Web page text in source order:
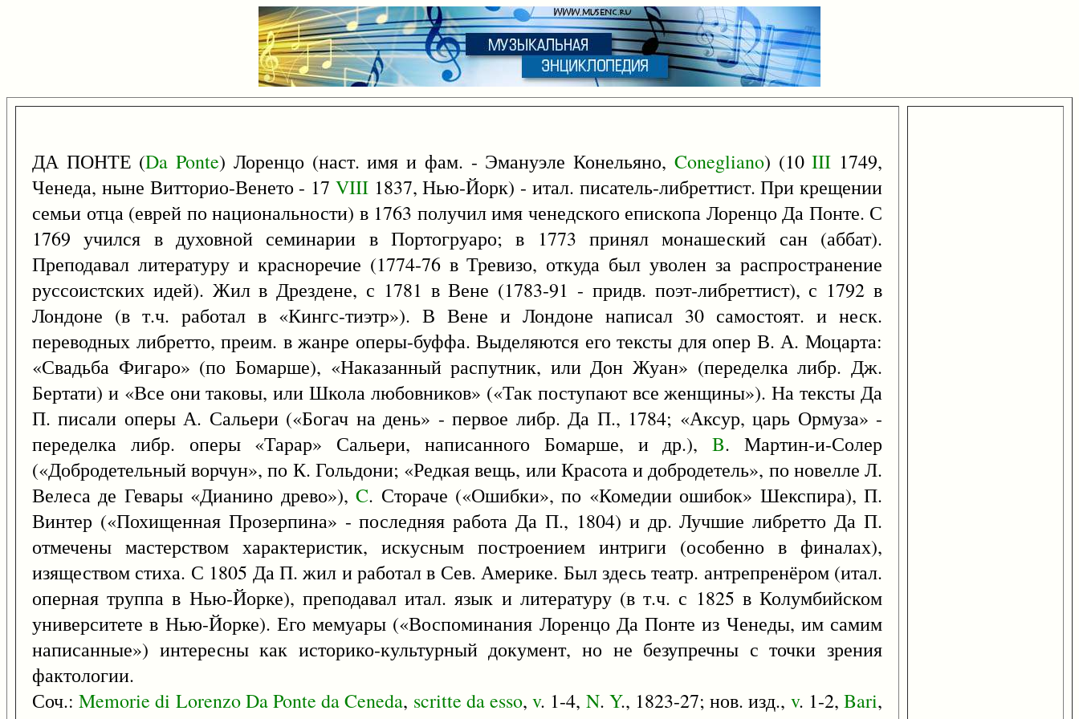
ДА ПОНТЕ (Da Ponte) Лоренцо (наст. имя и фам. - Эмануэле Конельяно, Conegliano) (10III 1749,
Ченеда, ныне Витторио-Венето - 17 VIII1837, Нью-Йорк) - итал. писатель-либреттист. При крещении
семьи отца (еврей по национальности) в 1763 получил имя ченедского епископа Лоренцо Да Понте. С
1769 учился в духовной семинарии в Портогруаро; в 1773 принял монашеский сан (аббат).
Преподавал литературу и красноречие (1774-76 в Тревизо, откуда был уволен за распространение
руссоистских идей). Жил в Дрездене, с 1781 в Вене (1783-91 - придв. поэт-либреттист), с 1792 в
Лондоне (в т.ч. работал в «Кингс-тиэтр»). В Вене и Лондоне написал 30 самостоят. и неск.
переводных либретто, преим. в жанре оперы-буффа. Выделяются его тексты для опер В. А. Моцарта:
«Свадьба Фигаро» (по Бомарше), «Наказанный распутник, или Дон Жуан» (переделка либр. Дж.
Бертати) и «Все они таковы, или Школа любовников» («Так поступают все женщины»). На тексты Да
П. писали оперы А. Сальери («Богач на день» - первое либр. Да П., 1784; «Аксур, царь Ормуза» -
переделка либр. оперы «Тарар» Сальери, написанного Бомарше, и др.),B. Мартин-и-Солер
(«Добродетельный ворчун», по К. Гольдони; «Редкая вещь, или Красота и добродетель», по новелле Л.
Велеса де Гевары «Дианино древо»),C. Стораче («Ошибки», по «Комедии ошибок» Шекспира), П.
Винтер («Похищенная Прозерпина» - последняя работа Да П., 1804) и др. Лучшие либретто Да П.
отмечены мастерством характеристик, искусным построением интриги (особенно в финалах),
изяществом стиха. С 1805 Да П. жил и работал в Сев. Америке. Был здесь театр. антрепренёром (итал.
оперная труппа в Нью-Йорке), преподавал итал. язык и литературу (в т.ч. с 1825 в Колумбийском
университете в Нью-Йорке). Его мемуары («Воспоминания Лоренцо Да Понте из Ченеды, им самим
написанные») интересны как историко-культурный документ, но не безупречны с точки зрения
фактологии.
Соч.:Memorie di LorenzoDaPonte da Ceneda, scritte daesso,v. 1-4, N. Y., 1823-27; нов. изд., v. 1-2,Bari,